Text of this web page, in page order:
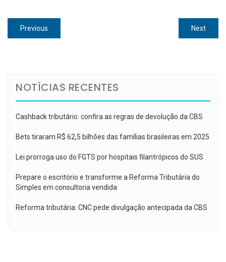
Navegação
de
Previous
post:
NextNext
post:
NOTÍCIAS RECENTES
Cashback tributário: confira as regras de devolução da CBS
Bets tiraram R$ 62,5 bilhões das famílias brasileiras em 2025
Lei prorroga uso do FGTS por hospitais filantrópicos do SUS
Prepare o escritório e transforme a Reforma Tributária do
Simples em consultoria vendida
Reforma tributária: CNC pede divulgação antecipada da CBS